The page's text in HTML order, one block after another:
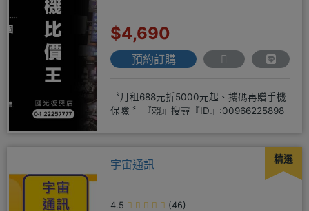
$4,690
預約訂購
〝月租688元折5000元起、攜碼再贈手機
保險 〞『賴』搜尋『ID』:00966225898
精選
宇宙通訊
4.5
(46)